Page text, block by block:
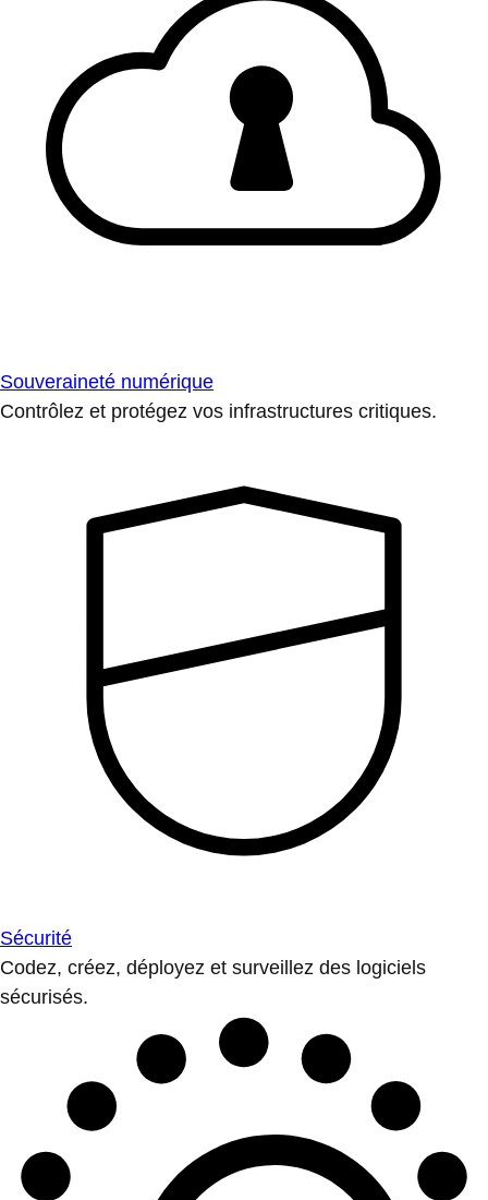
Souveraineté numérique
Contrôlez et protégez vos infrastructures critiques.
Sécurité
Codez, créez, déployez et surveillez des logiciels
sécurisés.